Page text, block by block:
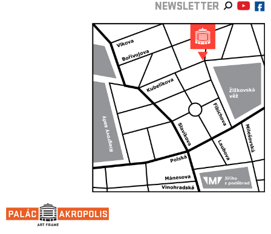
NEWSLETTER